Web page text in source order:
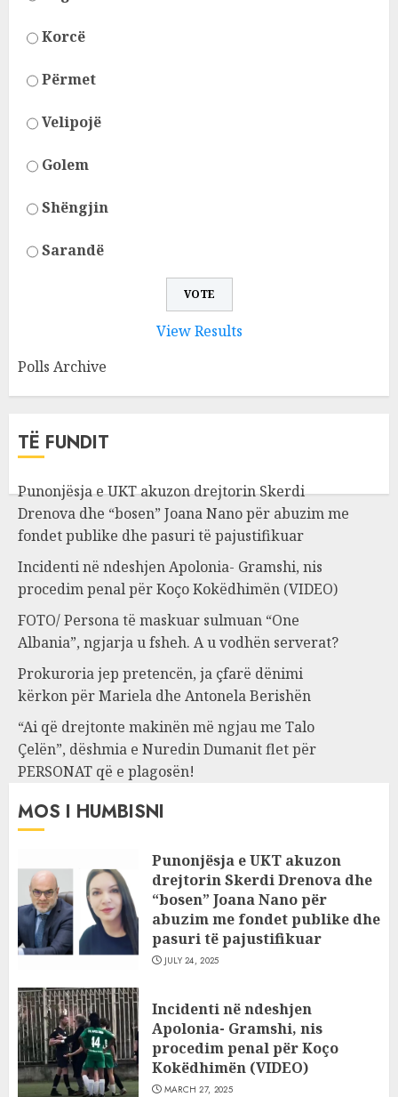
Korcë
Përmet
Velipojë
Golem
Shëngjin
Sarandë
View Results
Polls Archive
TË FUNDIT
Punonjësja e UKT akuzon drejtorin Skerdi
Drenova dhe “bosen” Joana Nano për abuzim me
fondet publike dhe pasuri të pajustifikuar
Incidenti në ndeshjen Apolonia- Gramshi, nis
procedim penal për Koço Kokëdhimën (VIDEO)
FOTO/ Persona të maskuar sulmuan “One
Albania”, ngjarja u fsheh. A u vodhën serverat?
Prokuroria jep pretencën, ja çfarë dënimi
kërkon për Mariela dhe Antonela Berishën
“Ai që drejtonte makinën më ngjau me Talo
Çelën”, dëshmia e Nuredin Dumanit flet për
PERSONAT që e plagosën!
MOS I HUMBISNI
Punonjësja e UKT akuzon
drejtorin Skerdi Drenova dhe
“bosen” Joana Nano për
abuzim me fondet publike dhe
pasuri të pajustifikuar
JULY 24, 2025
Incidenti në ndeshjen
Apolonia- Gramshi, nis
procedim penal për Koço
Kokëdhimën (VIDEO)
MARCH 27, 2025